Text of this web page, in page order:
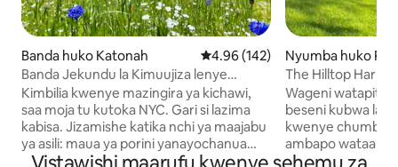
Banda huko Katonah Ukadiriaji wa wastani wa 4.96
4.96 (142)
Banda Jekundu la Kimuujiza lenye
Bwawa la Chumvi lenye Mfumo wa
Kupasha Joto (limefunguliwa sasa)
Kimbilia kwenye mazingira ya kichawi,
saa moja tu kutoka NYC. Gari si lazima
kabisa. Jizamishe katika nchi ya maajabu
ya asili: maua ya porini yanayochanua
mwezi Juni, vijia vyenye mandhari ya
Nyumba huko
n
The Hilltop
Wageni watapita
beseni kubwa la
kwenye chumba
ambapo
rangi nyingi zaidi